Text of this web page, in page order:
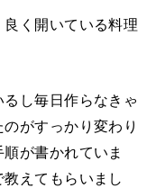
く開いている料理
るし毎日作らなきゃ
がすっかり変わり
が書かれていま
えてもらいまし